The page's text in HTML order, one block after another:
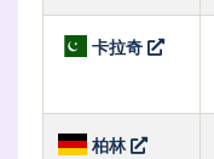
卡拉奇
柏林